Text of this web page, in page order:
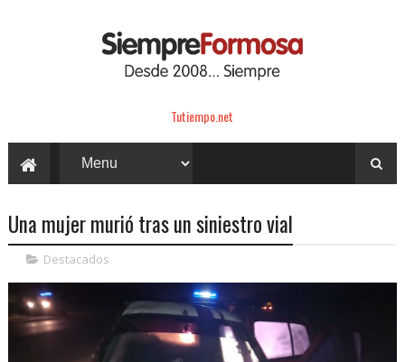
Tutiempo.net
Una mujer murió tras un siniestro vial
Destacados